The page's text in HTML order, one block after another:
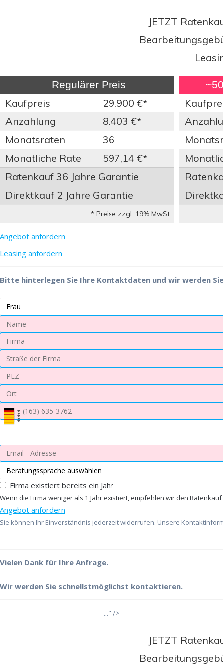
JETZT
Regulärer Preis
Kaufpreis
29.900 €*
Anzahlung
8.403 €*
Monatsraten
36
Monatliche Rate
597,14 €*
Ratenkauf 36 Jahre Garantie
Direktkauf 2 Jahre Garantie
* Preise zzgl. 19% MwSt.
Angebot anfordern
Leasing anfordern
Bitte hinterlegen Sie Ihre Kontaktdaten und wir werden
Firma existiert bereits ein Jahr
Wenn die Firma weniger als 1 Jahr existiert, empfehlen wir den Ratenkauf
Angebot anfordern
Sie können Ihr Einverständnis jederzeit widerrufen. Unsere
Vielen Dank für Ihre Anfrage.
Wir werden Sie schnellstmöglichst kontaktieren.
..." />
JETZT